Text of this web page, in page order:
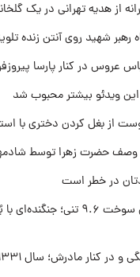
۲۰ ساعت پیش
بازیکن به درد نخور استقلال
تیم را ترک کرد!
۱ روز پیش
تصاویر کمتر دیده‌شده از
از هدیه تهرانی در یک
رهبر شهید روی آنتن زنده
عروس در کنار پارسا
ویدئو بیشتر محبوب شد
از بغل کردن دختری با
وصف حضرت زهرا توسط
در خطر است
در کنار مادرش؛ سال ۱۳۳۱